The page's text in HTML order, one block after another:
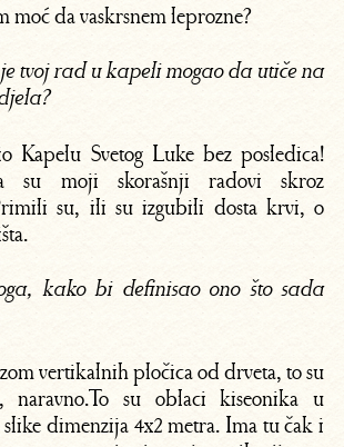
da vaskrsnem leprozne?
tvoj rad u kapeli mogao da utiče na
Kapelu Svetog Luke bez posledica!
su moji skorašnji radovi skroz
su, ili su izgubili dosta krvi, o
kako bi definisao ono što sada
vertikalnih pločica od drveta, to su
naravno.To su oblaci kiseonika u
dimenzija 4x2 metra. Ima tu čak i